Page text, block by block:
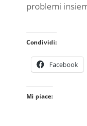
problemi
Condividi:
Facebook
Mi piace: